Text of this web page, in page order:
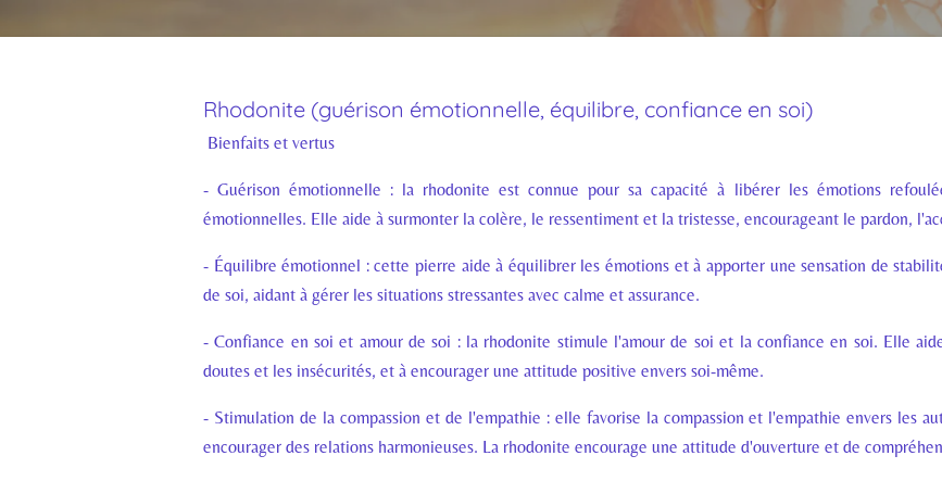
Rhodonite (guérison émotionnelle, équilibre, confiance en soi)
Bienfaits et vertus
- Guérison émotionnelle : la rhodonite est connue pour sa capacité à libérer les émotions
émotionnelles. Elle aide à surmonter la colère, le ressentiment et la tristesse, encourageant le pardon,
- Équilibre émotionnel : cette pierre aide à équilibrer les émotions et à apporter une sensation de
de soi, aidant à gérer les situations stressantes avec calme et assurance.
- Confiance en soi et amour de soi : la rhodonite stimule l'amour de soi et la confiance en soi. Elle
doutes et les insécurités, et à encourager une attitude positive envers soi-même.
- Stimulation de la compassion et de l'empathie : elle favorise la compassion et l'empathie envers les
encourager des relations harmonieuses. La rhodonite encourage une attitude d'ouverture et de